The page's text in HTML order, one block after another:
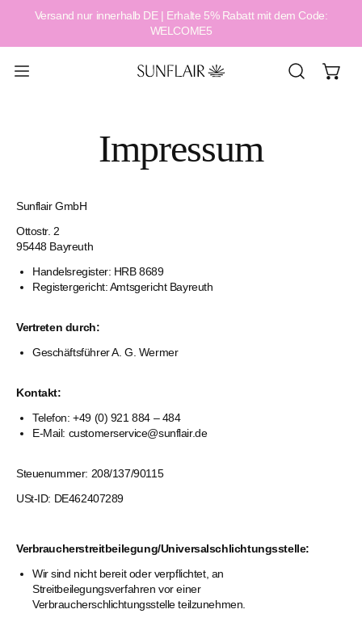
springen
Versand nur innerhalb DE | Erhalte 5% Rabatt mit dem Code:
WELCOME5
Impressum
Sunflair GmbH
Ottostr. 2
95448 Bayreuth
Handelsregister: HRB 8689
Registergericht: Amtsgericht Bayreuth
Vertreten durch:
Geschäftsführer A. G. Wermer
Kontakt:
Telefon: +49 (0) 921 884 – 484
E-Mail: customerservice@sunflair.de
Steuenummer: 208/137/90115
USt-ID: DE462407289
Verbraucherstreitbeilegung/Universalschlichtungsstelle:
Wir sind nicht bereit oder verpflichtet, an
Streitbeilegungsverfahren vor einer
Verbraucherschlichtungsstelle teilzunehmen.